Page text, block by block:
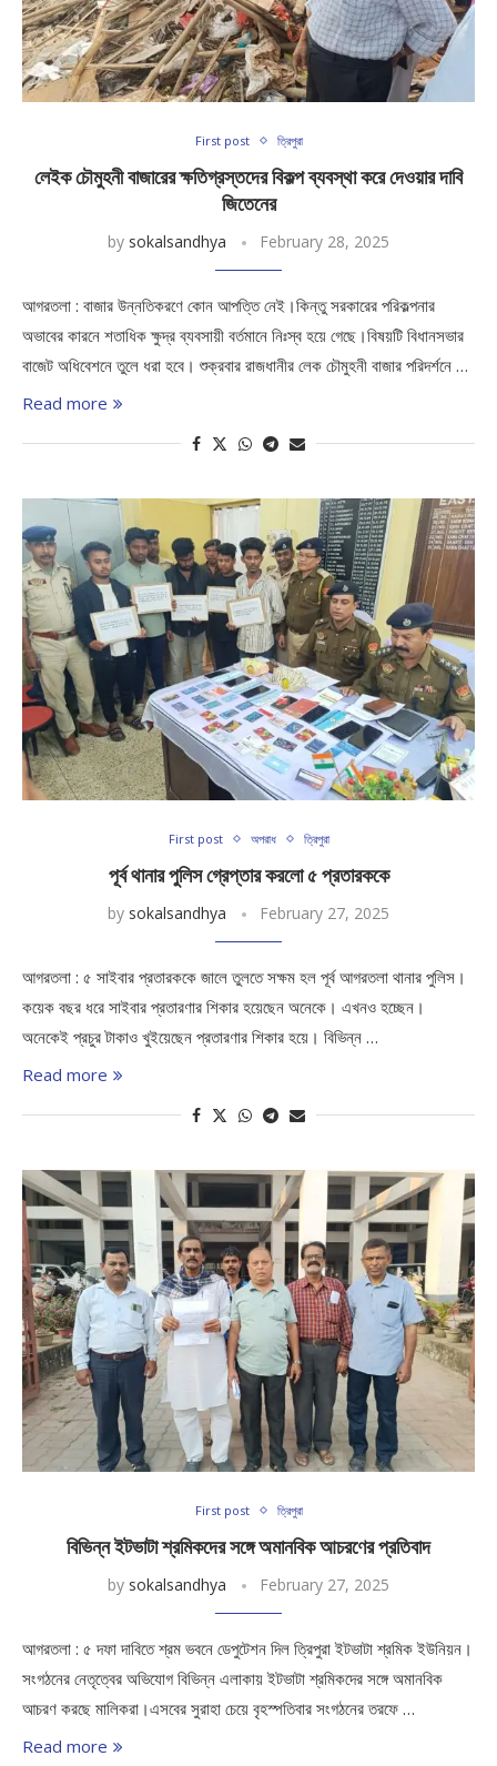
First post ত্রিপুরা
লেইক চৌমুহনী বাজারের ক্ষতিগ্রস্তদের বিকল্প ব্যবস্থা করে দেওয়ার দাবি
জিতেনের
by sokalsandhya February 28, 2025
আগরতলা : বাজার উন্নতিকরণে কোন আপত্তি নেই।কিন্তু সরকারের পরিকল্পনার
অভাবের কারনে শতাধিক ক্ষুদ্র ব্যবসায়ী বর্তমানে নিঃস্ব হয়ে গেছে।বিষয়টি বিধানসভার
বাজেট অধিবেশনে তুলে ধরা হবে। শুক্রবার রাজধানীর লেক চৌমুহনী বাজার পরিদর্শনে …
Read more
First post অপরাধ ত্রিপুরা
পূর্ব থানার পুলিস গ্রেপ্তার করলো ৫ প্রতারককে
by sokalsandhya February 27, 2025
আগরতলা : ৫ সাইবার প্রতারককে জালে তুলতে সক্ষম হল পূর্ব আগরতলা থানার পুলিস।
কয়েক বছর ধরে সাইবার প্রতারণার শিকার হয়েছেন অনেকে। এখনও হচ্ছেন।
অনেকেই প্রচুর টাকাও খুইয়েছেন প্রতারণার শিকার হয়ে। বিভিন্ন …
Read more
First post ত্রিপুরা
বিভিন্ন ইটভাটা শ্রমিকদের সঙ্গে অমানবিক আচরণের প্রতিবাদ
by sokalsandhya February 27, 2025
আগরতলা : ৫ দফা দাবিতে শ্রম ভবনে ডেপুটেশন দিল ত্রিপুরা ইটভাটা শ্রমিক ইউনিয়ন।
সংগঠনের নেতৃত্বের অভিযোগ বিভিন্ন এলাকায় ইটভাটা শ্রমিকদের সঙ্গে অমানবিক
আচরণ করছে মালিকরা।এসবের সুরাহা চেয়ে বৃহস্পতিবার সংগঠনের তরফে …
Read more